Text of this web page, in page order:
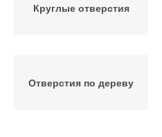
Круглые отверстия
Отверстия по дереву